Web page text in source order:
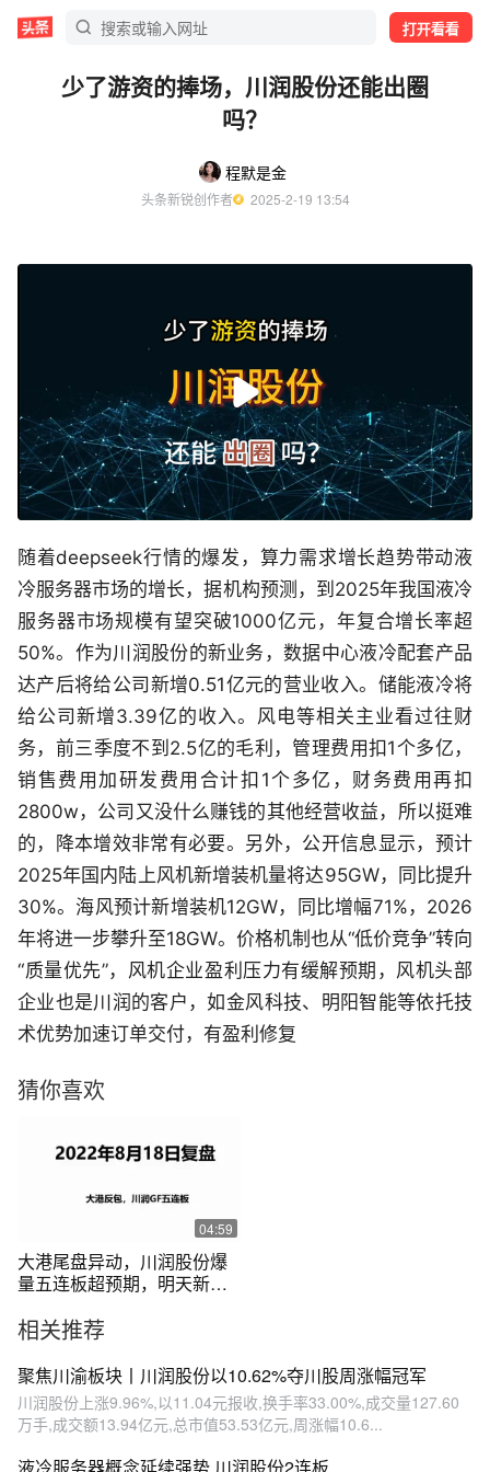
打开看看
少了游资的捧场，川润股份还能出圈
吗？
程默是金
头条新锐创作者
  2025-2-19 13:54
随着deepseek行情的爆发，算力需求增长趋势带动液
冷服务器市场的增长，据机构预测，到2025年我国液冷
服务器市场规模有望突破1000亿元，年复合增长率超
50%。作为川润股份的新业务，数据中心液冷配套产品
达产后将给公司新增0.51亿元的营业收入。储能液冷将
给公司新增3.39亿的收入。风电等相关主业看过往财
务，前三季度不到2.5亿的毛利，管理费用扣1个多亿，
销售费用加研发费用合计扣1个多亿，财务费用再扣
2800w，公司又没什么赚钱的其他经营收益，所以挺难
的，降本增效非常有必要。另外，公开信息显示，预计
2025年国内陆上风机新增装机量将达95GW，同比提升
30%。海风预计新增装机12GW，同比增幅71%，2026
年将进一步攀升至18GW。价格机制也从“低价竞争”转向
“质量优先”，风机企业盈利压力有缓解预期，风机头部
企业也是川润的客户，如金风科技、明阳智能等依托技
术优势加速订单交付，有盈利修复
猜你喜欢
04:59
大港尾盘异动，川润股份爆
量五连板超预期，明天新龙
相关推荐
聚焦川渝板块丨川润股份以10.62%夺川股周涨幅冠军
川润股份上涨9.96%,以11.04元报收,换手率33.00%,成交量127.60
万手,成交额13.94亿元,总市值53.53亿元,周涨幅10.6...